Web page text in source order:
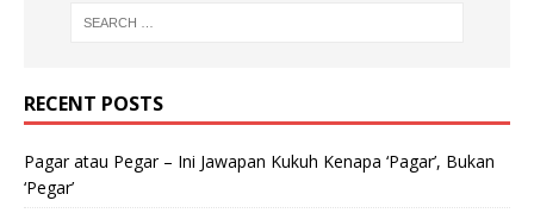
RECENT POSTS
Pagar atau Pegar – Ini Jawapan Kukuh Kenapa ‘Pagar’, Bukan
‘Pegar’